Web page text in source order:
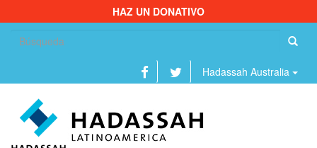
HAZ UN DONATIVO
Hadassah Australia